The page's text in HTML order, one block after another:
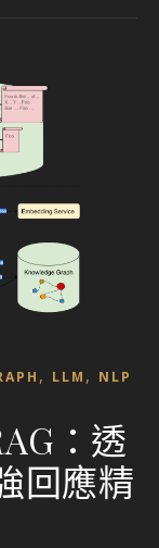
, LLM , NLP
：透
回應精